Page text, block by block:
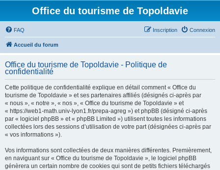
Office du tourisme de Topoldavie
FAQ Connexion
Inscription
Accueil du forum
Office du tourisme de Topoldavie - Politique de
confidentialité
Cette politique de confidentialité explique en détail comment « Office du
tourisme de Topoldavie » et ses partenaires affiliés (désignés ci-après par
« nous », « notre », « nos », « Office du tourisme de Topoldavie » et
« https://web1-math.univ-lyon1.fr/prepa-agreg ») et phpBB (désigné ci-après
par « logiciel phpBB » et « phpBB Limited ») utilisent toutes les informations
collectées lors des sessions d’utilisation de votre part (désignées ci-après par
« vos informations »).
Vos informations sont collectées de deux manières différentes. Premièrement,
en naviguant sur « Office du tourisme de Topoldavie », le logiciel phpBB
génèrera un certain nombre de cookies qui sont de petits fichiers téléchargés